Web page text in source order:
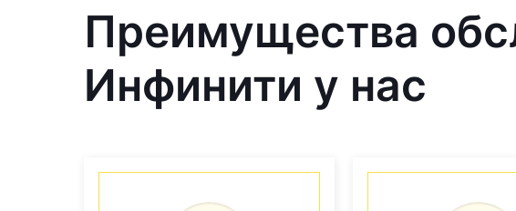
Преимущества
Инфинити у нас